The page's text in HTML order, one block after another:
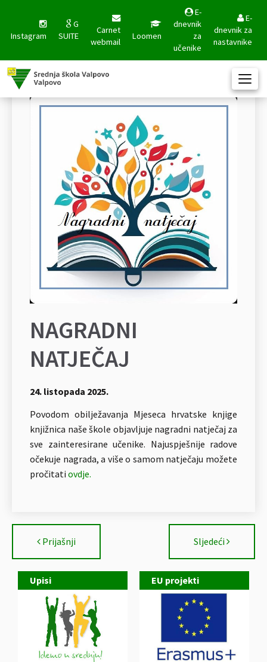
Instagram
G
SUITE
Carnet
webmail
Loomen
E-
dnevnik
za
učenike
E-
dnevnik za
nastavnike
Upisi EU projekti
NAGRADNI
NATJEČAJ
24. listopada 2025.
Povodom obilježavanja Mjeseca hrvatske knjige
knjižnica naše škole objavljuje nagradni natječaj za
sve zainteresirane učenike. Najuspješnije radove
očekuje nagrada, a više o samom natječaju možete
pročitati ovdje.
Prijašnji Sljedeći